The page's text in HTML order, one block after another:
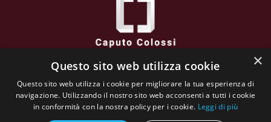
via XXVI Aprile, 38 - 25032 CHIARI (BS) - Italy
VAT N : 02662130984
The whole website content is copyrighted and owned by
×
Questo sito web utilizza cookie
Questo sito web utilizza i cookie per migliorare la tua esperienza di
navigazione. Utilizzando il nostro sito web acconsenti a tutti i cookie
in conformità con la nostra policy per i cookie. Leggi di più